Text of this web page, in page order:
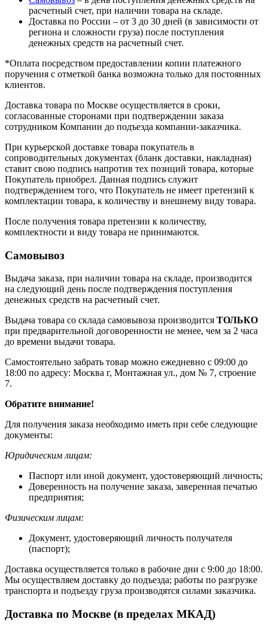
расчетный счет, при наличии товара на складе.
Доставка по России – от 3 до 30 дней (в зависимости от
региона и сложности груза) после поступления
денежных средств на расчетный счет.
*Оплата посредством предоставлении копии платежного
поручения с отметкой банка возможна только для постоянных
клиентов.
Доставка товара по Москве осуществляется в сроки,
согласованные сторонами при подтверждении заказа
сотрудником Компании до подъезда компании-заказчика.
При курьерской доставке товара покупатель в
сопроводительных документах (бланк доставки, накладная)
ставит свою подпись напротив тех позиций товара, которые
Покупатель приобрел. Данная подпись служит
подтверждением того, что Покупатель не имеет претензий к
комплектации товара, к количеству и внешнему виду товара.
После получения товара претензии к количеству,
комплектности и виду товара не принимаются.
Самовывоз
Выдача заказа, при наличии товара на складе, производится
на следующий день после подтверждения поступления
денежных средств на расчетный счет.
Выдача товара со склада самовывоза производится ТОЛЬКО
при предварительной договоренности не менее, чем за 2 часа
до времени выдачи товара.
Самостоятельно забрать товар можно ежедневно с 09:00 до
18:00 по адресу: Москва г, Монтажная ул., дом № 7, строение
7.
Обратите внимание!
Для получения заказа необходимо иметь при себе следующие
документы:
Юридическим лицам:
Паспорт или иной документ, удостоверяющий личность;
Доверенность на получение заказа, заверенная печатью
предприятия;
Физическим лицам:
Документ, удостоверяющий личность получателя
(паспорт);
Доставка осуществляется только в рабочие дни с 9:00 до 18:00.
Мы осуществляем доставку до подъезда; работы по разгрузке
транспорта и подъезду груза производятся силами заказчика.
Доставка по Москве (в пределах МКАД)